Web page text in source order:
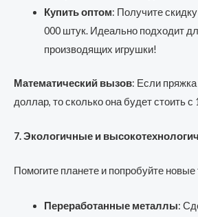
Купить оптом: Получите скидку
000 штук. Идеально подходит
производящих игрушки!
Математический вызов: Если
доллар, то сколько она будет стоить с
7. Экологичные и
Помогите планете и попробуйте новые
Переработанные металлы: